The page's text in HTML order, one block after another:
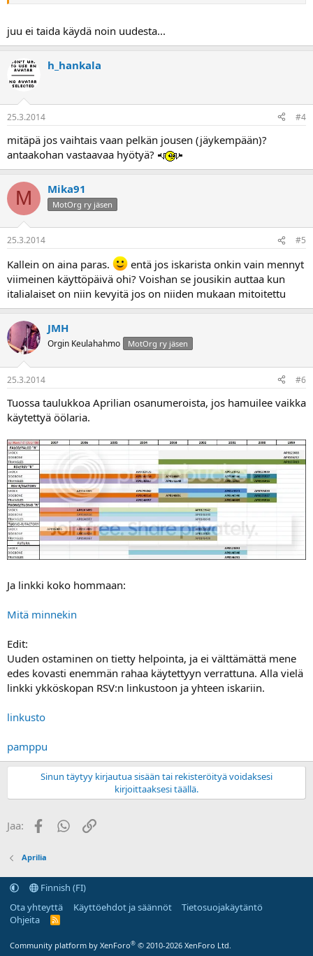
juu ei taida käydä noin uudesta...
h_hankala
25.3.2014 #4
mitäpä jos vaihtais vaan pelkän jousen (jäykempään)?
antaakohan vastaavaa hyötyä?
M Mika91
MotOrg ry jäsen
25.3.2014 #5
Kallein on aina paras.
entä jos iskarista onkin vain mennyt
viimeinen käyttöpäivä ohi? Voishan se jousikin auttaa kun
italialaiset on niin kevyitä jos on niiden mukaan mitoitettu
JMH
Orgin Keulahahmo MotOrg ry jäsen
25.3.2014 #6
Tuossa taulukkoa Aprilian osanumeroista, jos hamuilee vaikka
käytettyä öölaria.
Ja linkki koko hommaan:
Mitä minnekin
Edit:
Uuden ostaminen on tietty helpointa, ja ei välttämättä mene
edes kovasti enemmän rahaa käytettyyn verrattuna. Alla vielä
linkki ykköskopan RSV:n linkustoon ja yhteen iskariin.
linkusto
pamppu
Sinun täytyy kirjautua sisään tai rekisteröityä voidaksesi
kirjoittaaksesi täällä.
Jaa: FacebookWhatsApp
Linkki
Aprilia
Finnish (FI)
Ota yhteyttä
Käyttöehdot ja säännöt
Tietosuojakäytäntö
Ohjeita
R
Community platform by XenForo® © 2010-2026 XenForo Ltd.